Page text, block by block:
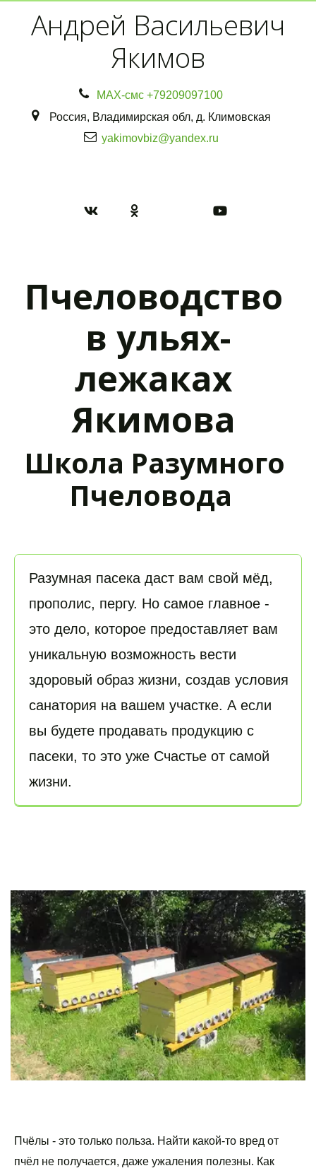
Андрей Васильевич
Якимов
МАХ-смс +79209097100
Россия, Владимирская обл, д. Климовская
yakimovbiz@yandex.ru
Пчеловодство
в ульях-
лежаках
Якимова
Школа Разумного
Пчеловода
Разумная пасека даст вам свой мёд,
прополис, пергу. Но самое главное -
это дело, которое предоставляет вам
уникальную возможность вести
здоровый образ жизни, создав условия
санатория на вашем участке. А если
вы будете продавать продукцию с
пасеки, то это уже Счастье от самой
жизни.
Пчёлы - это только польза. Найти какой-то вред от
пчёл не получается, даже ужаления полезны. Как